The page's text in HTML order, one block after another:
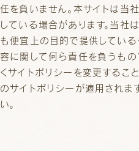
任を負いません。本サイトは当
している場合があります。当社
も便宜上の目的で提供している
容に関して何ら責任を負うもの
くサイトポリシーを変更するこ
のサイトポリシーが適用されま
い。